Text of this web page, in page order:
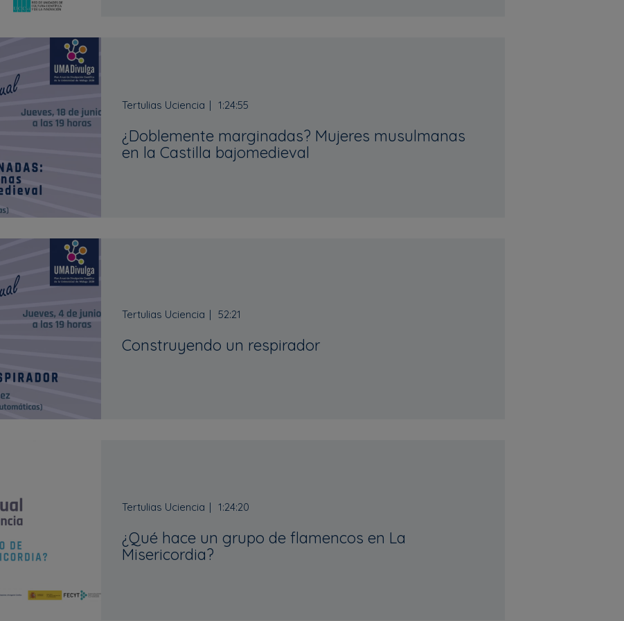
Tertulias Uciencia 1:24:55
¿Doblemente marginadas? Mujeres musulmanas
en la Castilla bajomedieval
Tertulias Uciencia 52:21
Construyendo un respirador
Tertulias Uciencia 1:24:20
¿Qué hace un grupo de flamencos en La
Misericordia?